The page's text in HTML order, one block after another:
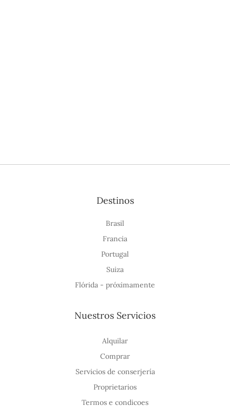
Destinos
Brasil
Francia
Portugal
Suiza
Flórida - próximamente
Nuestros Servicios
Alquilar
Comprar
Servicios de conserjería
Proprietarios
Termos e condicoes